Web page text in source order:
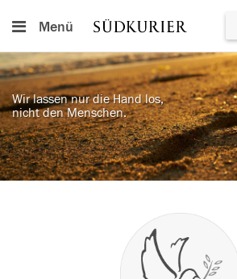
Menü
Wir lassen nur die Hand los,
nicht den Menschen.